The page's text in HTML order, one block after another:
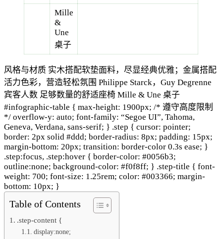
Mille
&
Une
桌子
风格与材质 实木搭配软垫面料，尽显经典优雅；金属搭配
活力色彩，营造轻松氛围 Philippe Starck，Guy Degrenne
宾客人数 足够数量的舒适座椅 Mille & Une 桌子
#infographic-table { max-height: 1900px; /* 遵守高度限制
*/ overflow-y: auto; font-family: “Segoe UI”, Tahoma,
Geneva, Verdana, sans-serif; } .step { cursor: pointer;
border: 2px solid #ddd; border-radius: 8px; padding: 15px;
margin-bottom: 20px; transition: border-color 0.3s ease; }
.step:focus, .step:hover { border-color: #0056b3;
outline:none; background-color: #f0f8ff; } .step-title { font-
weight: 700; font-size: 1.25rem; color: #003366; margin-
bottom: 10px; }
Table of Contents
.step-content {
display:none;